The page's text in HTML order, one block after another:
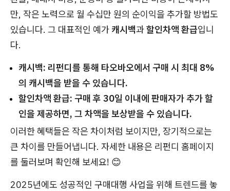
만, 작은 노력으로 월 수십만 원의 순이익을 추가할 방법도
있습니다. 그 대표적인 예가 캐시백과할인차액 환급입니
다.
캐시백: 리펀디를 통해 타오바오에서 구매 시 최대 8%
의 캐시백을 받을 수 있습니다.
할인차액 환급: 구매 후 30일 이내에 판매자가 추가 할
인을 제공하면, 그 차액을 보상받을 수 있습니다.
이러한 혜택들은 작은 차이처럼 보이지만, 장기적으로는
큰 차이를 만들어냅니다. 자세한 내용은 리펀디 홈페이지
를 둘러보며 확인해 보세요! 😊
2025년에도 성공적인 구매대행 사업을 위해 트렌드를 놓